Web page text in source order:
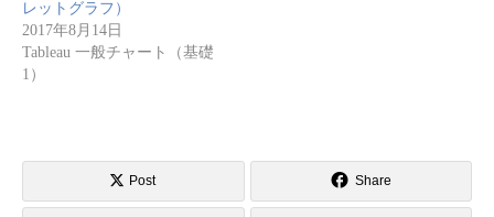
レットグラフ）
2017年8月14日
Tableau 一般チャート（基礎
1）
Post Share